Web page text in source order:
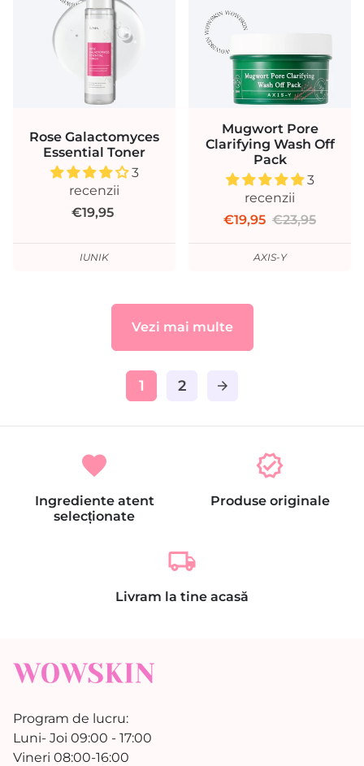
Rose Galactomyces
Essential Toner
3
recenzii
€19,95
IUNIK
Mugwort Pore
Clarifying Wash Off
Pack
3
recenzii
€19,95 €23,95
AXIS-Y
Vezi mai multe
1 2 arrow_forward
favorite
Ingrediente atent
selecționate
verified
Produse originale
local_shipping
Livram la tine acasă
Program de lucru:
Luni- Joi 09:00 - 17:00
Vineri 08:00-16:00